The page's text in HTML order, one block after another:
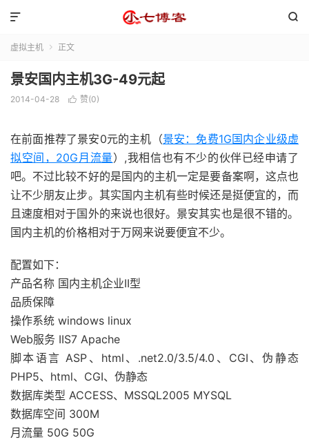


虚拟主机  正文
景安国内主机3G-49元起
2014-04-28  赞(0)
在前面推荐了景安0元的主机（景安：免费1G国内企业级虚
拟空间，20G月流量）,我相信也有不少的伙伴已经申请了
吧。不过比较不好的是国内的主机一定是要备案啊，这点也
让不少朋友止步。其实国内主机有些时候还是挺便宜的，而
且速度相对于国外的来说也很好。景安其实也是很不错的。
国内主机的价格相对于万网来说要便宜不少。
配置如下：
产品名称 国内主机企业II型
品质保障
操作系统 windows linux
Web服务 IIS7 Apache
脚本语言 ASP、html、.net2.0/3.5/4.0、CGI、伪静态
PHP5、html、CGI、伪静态
数据库类型 ACCESS、MSSQL2005 MYSQL
数据库空间 300M
月流量 50G 50G